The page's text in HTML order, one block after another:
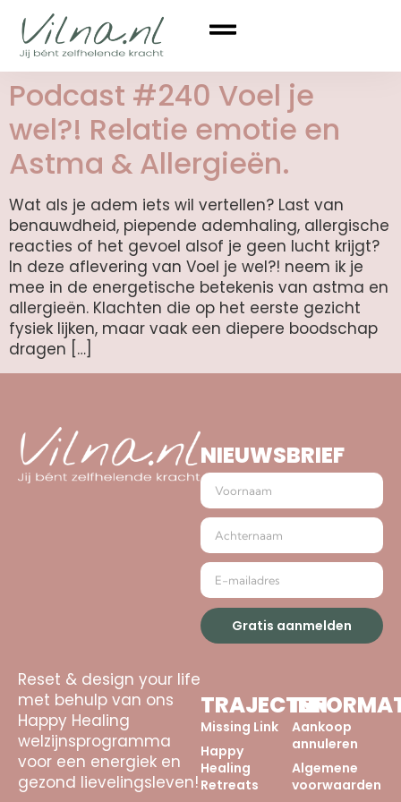
Podcast #240 Voel je
wel?! Relatie emotie en
Astma & Allergieën.
Wat als je adem iets wil vertellen? Last van
benauwdheid, piepende ademhaling, allergische
reacties of het gevoel alsof je geen lucht krijgt?
In deze aflevering van Voel je wel?! neem ik je
mee in de energetische betekenis van astma en
allergieën. Klachten die op het eerste gezicht
fysiek lijken, maar vaak een diepere boodschap
dragen […]
NIEUWSBRIEF
Gratis aanmelden
Reset & design your life
met behulp van ons
Happy Healing
welzijnsprogramma
voor een energiek en
gezond lievelingsleven!
TRAJECTEN
Missing Link
Happy
Healing
Retreats
Aankoop
annuleren
Algemene
voorwaarden